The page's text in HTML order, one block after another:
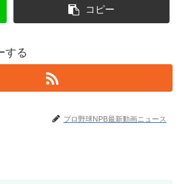
コピー
する
プロ野球NPB最新動画ニュース